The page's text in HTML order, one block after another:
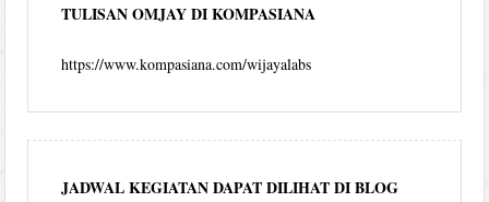
TULISAN OMJAY DI KOMPASIANA
https://www.kompasiana.com/wijayalabs
JADWAL KEGIATAN DAPAT DILIHAT DI BLOG